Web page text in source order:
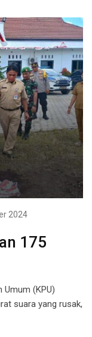
2024
175
Umum (KPU)
suara yang rusak,